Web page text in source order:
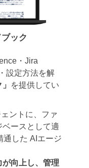
ック
・Jira
設定方法を解
を提供してい
ントに、ファ
ースとして適
通した AIエージ
向上し、管理